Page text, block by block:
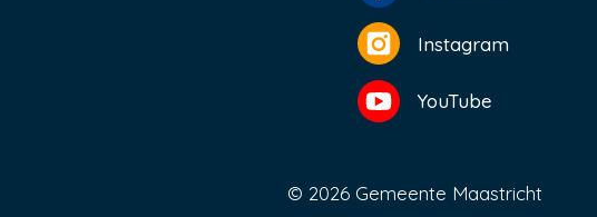
Instagram
YouTube
© 2026 Gemeente Maastricht